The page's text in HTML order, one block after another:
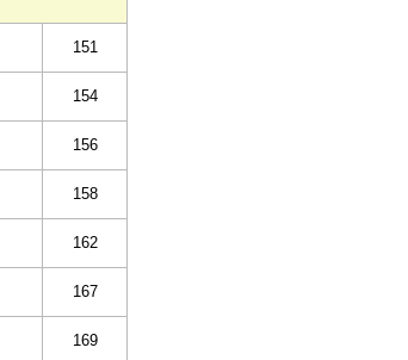
151
154
156
158
162
167
169